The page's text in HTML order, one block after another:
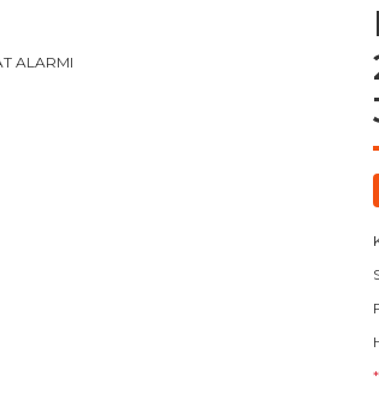
ALARMI